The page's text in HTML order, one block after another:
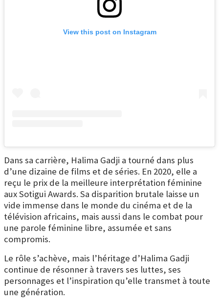
View this post on Instagram
Dans sa carrière, Halima Gadji a tourné dans plus
d’une dizaine de films et de séries. En 2020, elle a
reçu le prix de la meilleure interprétation féminine
aux Sotigui Awards. Sa disparition brutale laisse un
vide immense dans le monde du cinéma et de la
télévision africains, mais aussi dans le combat pour
une parole féminine libre, assumée et sans
compromis.
Le rôle s’achève, mais l’héritage d’Halima Gadji
continue de résonner à travers ses luttes, ses
personnages et l’inspiration qu’elle transmet à toute
une génération.